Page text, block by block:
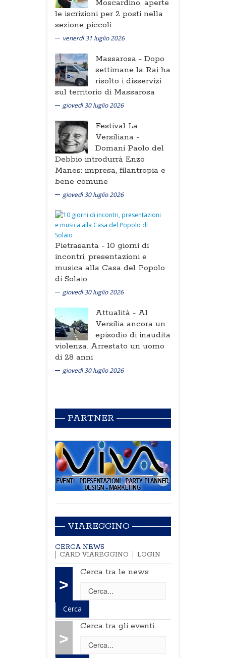
Moscardino, aperte
le iscrizioni per 2 posti nella
sezione piccoli
venerdì 31 luglio 2026
Massarosa - Dopo
settimane la Rai ha
risolto i disservizi
sul territorio di Massarosa
giovedì 30 luglio 2026
Festival La
Versiliana -
Domani Paolo del
Debbio introdurrà Enzo
Manes: impresa, filantropia e
bene comune
giovedì 30 luglio 2026
Pietrasanta - 10 giorni di
incontri, presentazioni e
musica alla Casa del Popolo
di Solaio
giovedì 30 luglio 2026
Attualità - Al
Versilia ancora un
episodio di inaudita
violenza. Arrestato un uomo
di 28 anni
giovedì 30 luglio 2026
PARTNER
VIAREGGINO
CERCA NEWS
CARD VIAREGGINO
LOGIN
>
Cerca tra le news
>
Cerca tra gli eventi